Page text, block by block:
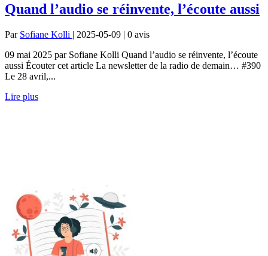
Quand l’audio se réinvente, l’écoute aussi
Par Sofiane Kolli | 2025-05-09 | 0 avis
09 mai 2025 par Sofiane Kolli Quand l’audio se réinvente, l’écoute
aussi Écouter cet article La newsletter de la radio de demain… #390
Le 28 avril,...
Lire plus